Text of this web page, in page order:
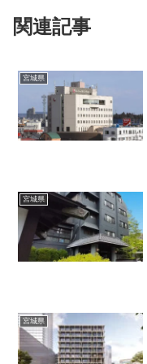
関連記事
宮城県
宮城県
宮城県